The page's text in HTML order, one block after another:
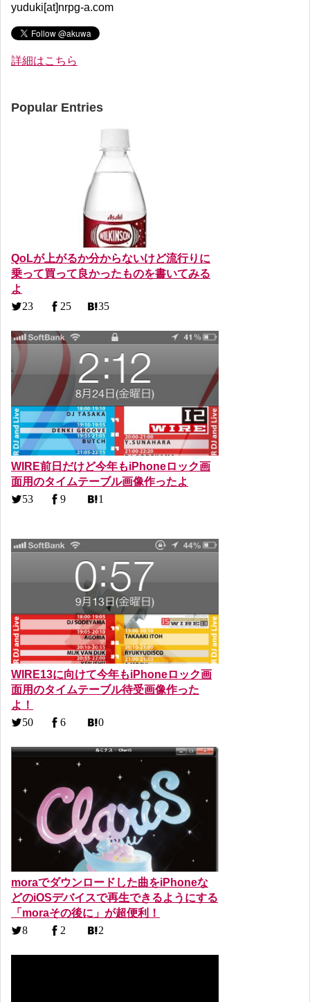
yuduki[at]nrpg-a.com
詳細はこちら
Popular Entries
QoLが上がるか分からないけど流行りに
乗って買って良かったものを書いてみる
よ
23 25 35
WIRE前日だけど今年もiPhoneロック画
面用のタイムテーブル画像作ったよ
53 9 1
WIRE13に向けて今年もiPhoneロック画
面用のタイムテーブル待受画像作った
よ！
50 6 0
moraでダウンロードした曲をiPhoneな
どのiOSデバイスで再生できるようにする
「moraその後に」が超便利！
8 2 2